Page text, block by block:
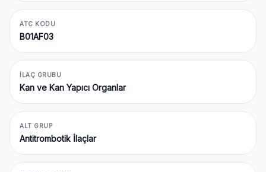
ATC KODU
B01AF03
İLAÇ GRUBU
Kan ve Kan Yapıcı Organlar
ALT GRUP
Antitrombotik İlaçlar